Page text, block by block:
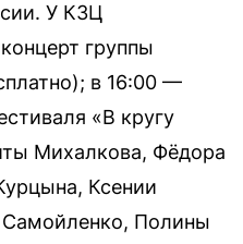
У КЗЦ
группы
в 16:00 —
«В кругу
Михалкова, Фёдора
Ксении
Полины